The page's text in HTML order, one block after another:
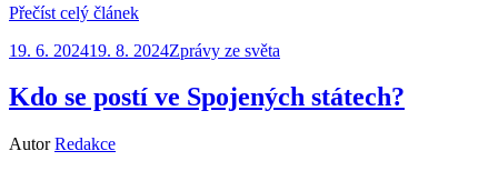
Přečíst celý článek
Zveřejněno
19. 6. 202419. 8. 2024Zprávy ze světa
Kdo se postí ve Spojených státech?
AutorRedakce